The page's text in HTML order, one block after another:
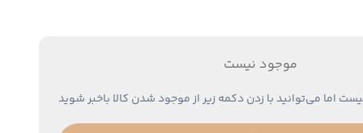
موجود نیست
اما می‌توانید با زدن دکمه زیر از موجود شدن کالا باخبر شوید